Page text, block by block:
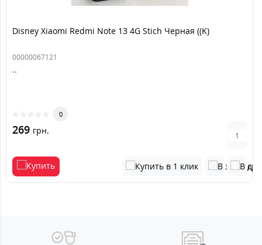
Disney Xiaomi Redmi Note 13 4G Stich Черная ((K)
00000067121
..
0
269 грн.